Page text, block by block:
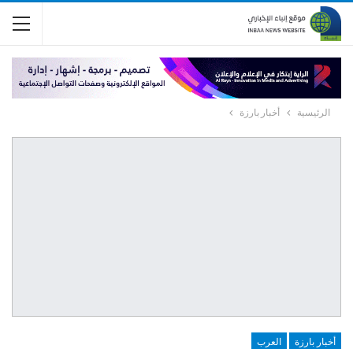
الرئيسية أخبار بارزة
أخبار بارزة العرب